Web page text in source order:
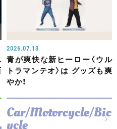
2026.07.13
青が爽快な新ヒーロー〈ウル
トラマンテオ〉は グッズも爽
やか！
Car/Motorcycle/Bic
ycle